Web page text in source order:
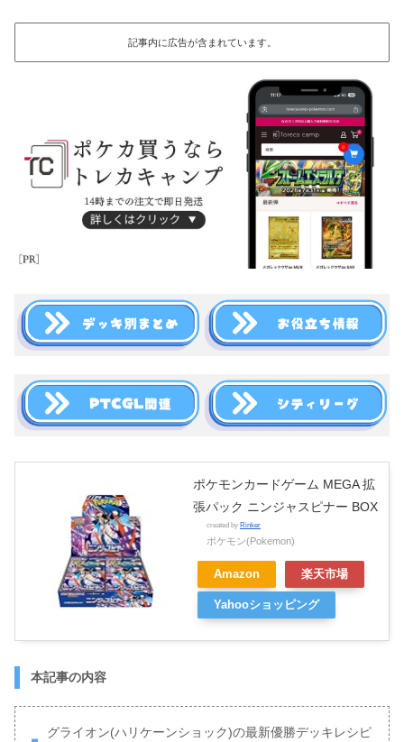
記事内に広告が含まれています。
ポケモンカードゲーム MEGA 拡
張パック ニンジャスピナー BOX
created by Rinker
ポケモン(Pokemon)
Amazon 楽天市場
Yahooショッピング
本記事の内容
グライオン(ハリケーンショック)の最新優勝デッキレシピ